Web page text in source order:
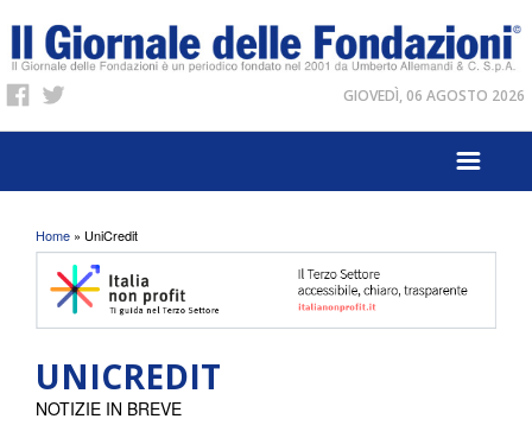
GIOVEDÌ, 06 AGOSTO 2026
Tu sei qui
Home » UniCredit
UNICREDIT
NOTIZIE IN BREVE